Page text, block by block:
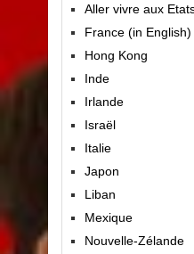
Aller vivre aux
France (in English)
Hong Kong
Inde
Irlande
Israël
Italie
Japon
Liban
Mexique
Nouvelle-Zélande